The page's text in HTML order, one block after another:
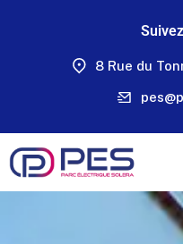
8 Rue du